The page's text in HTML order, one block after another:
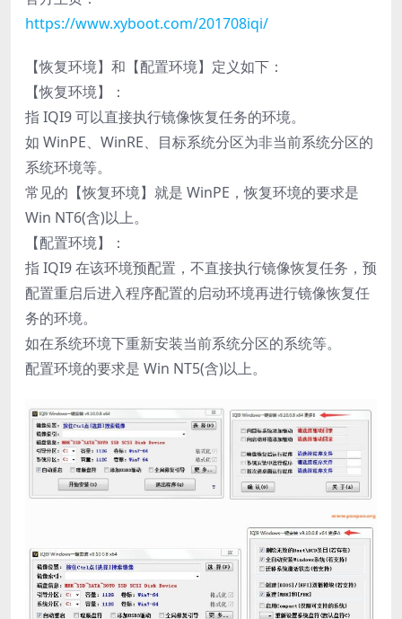
https://www.xyboot.com/201708iqi/
【恢复环境】和【配置环境】定义如下：
【恢复环境】：
指 IQI9 可以直接执行镜像恢复任务的环境。
如 WinPE、WinRE、目标系统分区为非当前系统分区的
系统环境等。
常见的【恢复环境】就是 WinPE，恢复环境的要求是
Win NT6(含)以上。
【配置环境】：
指 IQI9 在该环境预配置，不直接执行镜像恢复任务，预
配置重启后进入程序配置的启动环境再进行镜像恢复任
务的环境。
如在系统环境下重新安装当前系统分区的系统等。
配置环境的要求是 Win NT5(含)以上。